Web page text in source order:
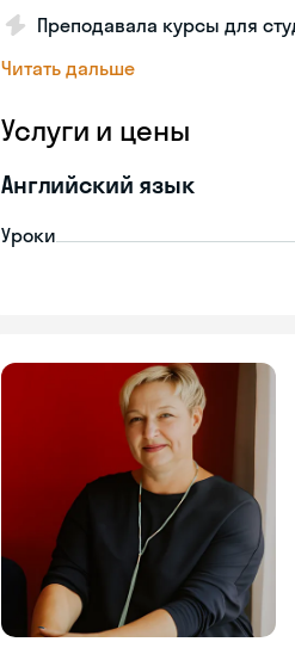
Преподавала курсы для
Читать дальше
Услуги и цены
Английский язык
Уроки